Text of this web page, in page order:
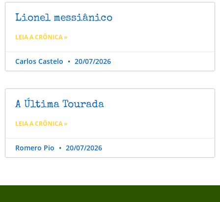
Lionel messiânico
LEIA A CRÔNICA »
Carlos Castelo 20/07/2026
A Última Tourada
LEIA A CRÔNICA »
Romero Pio 20/07/2026